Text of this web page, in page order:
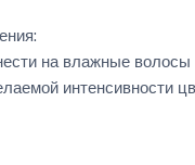
на влажные
интенсивности